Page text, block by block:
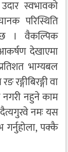
स्वभावको
परिस्थिति
। वैकल्पिक
देखाएमा
भाग्यबल
वा
नगरी नहुने काम
नमः यस
गर्नुहोला, पक्कै